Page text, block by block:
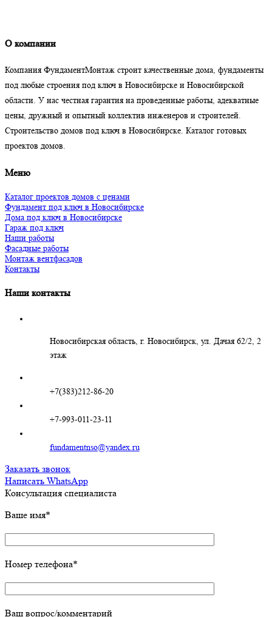
О компании
Компания ФундаментМонтаж строит качественные дома, фундаменты
под любые строения под ключ в Новосибирске и Новосибирской
области. У нас честная гарантия на проведенные работы, адекватные
цены, дружный и опытный коллектив инженеров и строителей.
Строительство домов под ключ в Новосибирске. Каталог готовых
проектов домов.
Меню
Каталог проектов домов с ценами
Фундамент под ключ в Новосибирске
Дома под ключ в Новосибирске
Гараж под ключ
Наши работы
Фасадные работы
Монтаж вентфасадов
Контакты
Наши контакты
Новосибирская область, г. Новосибирск, ул. Дачая 62/2, 2
этаж
+7(383)212-86-20
+7-993-011-23-11
fundamentnso@yandex.ru
Заказать звонок
Написать WhatsApp
Консультация специалиста
Ваше имя*
Номер телефона*
Ваш вопрос/комментарий